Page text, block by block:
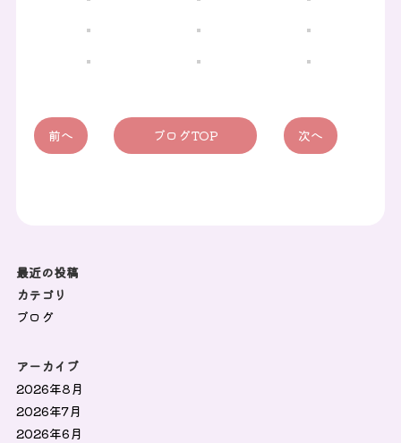
前へ ブログTOP 次へ
最近の投稿
カテゴリ
ブログ
アーカイブ
2026年8月
2026年7月
2026年6月